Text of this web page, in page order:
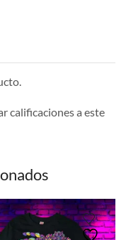
calificaciones a este